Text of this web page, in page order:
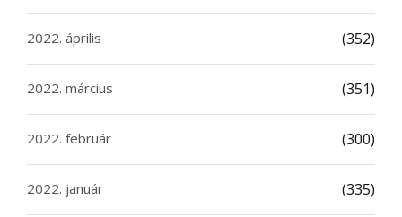
2022. április (352)
2022. március (351)
2022. február (300)
2022. január (335)